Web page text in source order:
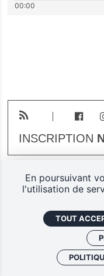
00:00
INSCRIPTION
Plan du site
Politique de
Ferarock.org, une
En poursuivant
l'utilisation de
TOUT